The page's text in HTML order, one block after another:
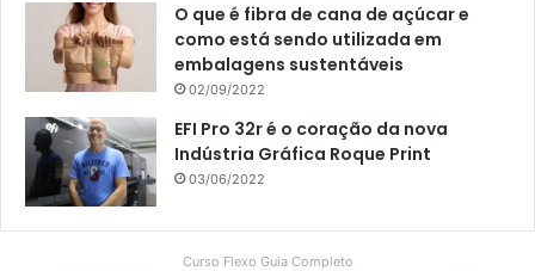
O que é fibra de cana de açúcar e
como está sendo utilizada em
embalagens sustentáveis
02/09/2022
EFI Pro 32r é o coração da nova
Indústria Gráfica Roque Print
03/06/2022
Curso Flexo Guia Completo